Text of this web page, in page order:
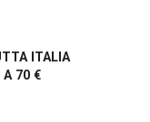
ITALIA
A 70 €